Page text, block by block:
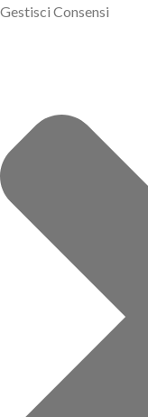
Gestisci Consensi